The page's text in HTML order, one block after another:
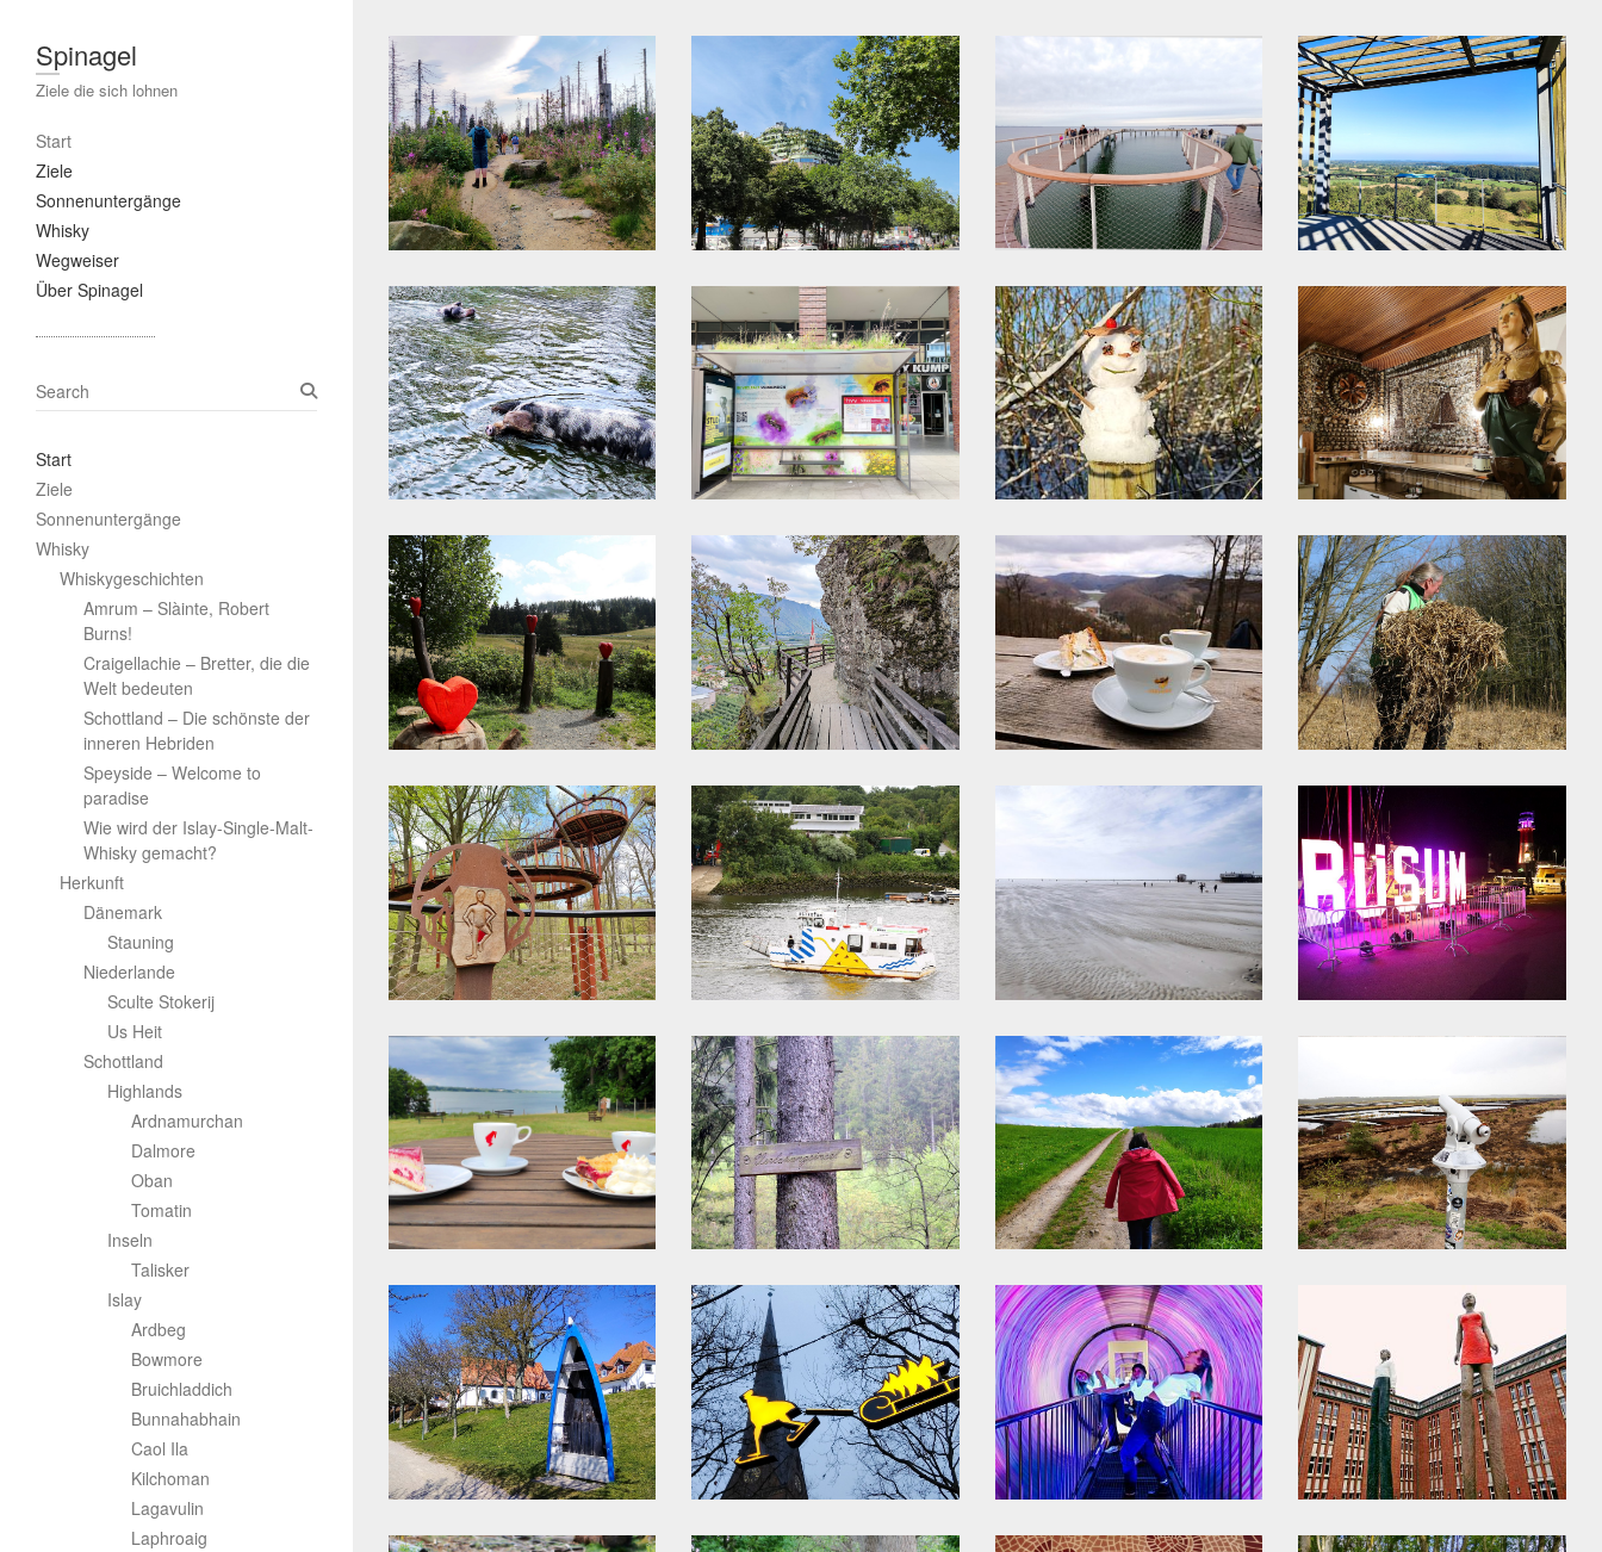
Spinagel
Ziele die sich lohnen
Start
Ziele
Sonnenuntergänge
Whisky
Wegweiser
Über Spinagel
S
e
r
c
h
Start
Ziele
Sonnenuntergänge
Whisky
Whiskygeschichten
Amrum – Slàinte, Robert
Burns!
Craigellachie – Bretter, die die
Welt bedeuten
Schottland – Die schönste der
inneren Hebriden
Speyside – Welcome to
paradise
Wie wird der Islay-Single-Malt-
Whisky gemacht?
Herkunft
Dänemark
Stauning
Niederlande
Sculte Stokerij
Us Heit
Schottland
Highlands
Ardnamurchan
Dalmore
Oban
Tomatin
Inseln
Talisker
Islay
Ardbeg
Bowmore
Bruichladdich
Bunnahabhain
Caol Ila
Kilchoman
Lagavulin
Laphroaig